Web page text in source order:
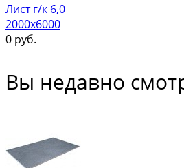
Лист г/к 6,0
2000х6000
0 руб.
Вы недавно